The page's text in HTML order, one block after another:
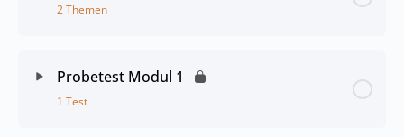
2 Themen
Probetest Modul 1
1 Test